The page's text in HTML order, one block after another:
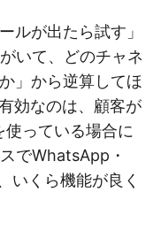
ルが出たら試す」
いて、どのチャネ
」から逆算してほ
効なのは、顧客が
っている場合に
でWhatsApp・
いくら機能が良く